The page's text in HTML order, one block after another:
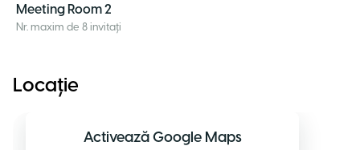
Meeting Room 2
Nr. maxim de 8 invitați
Locație
Activează Google Maps